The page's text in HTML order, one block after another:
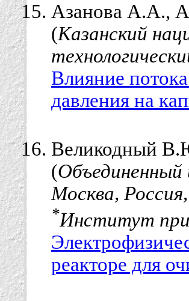
Азанова А.А.,
(Казанский
Влияние
давления на
Великодный
(
Москва, Россия,
*Институт
реакторе для